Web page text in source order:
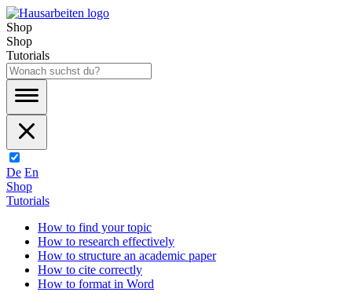
Shop
Shop
Tutorials
De En
Shop
Tutorials
How to find your topic
How to research effectively
How to structure an academic paper
How to cite correctly
How to format in Word